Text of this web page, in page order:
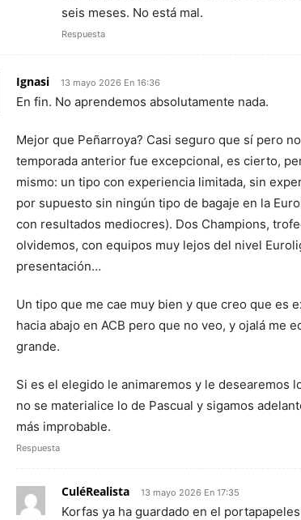
seis meses. No está mal.
Respuesta
Ignasi 13 mayo 2026 En 16:36
En fin. No aprendemos absolutamente nada.
Mejor que Peñarroya? Casi seguro que sí pero
temporada anterior fue excepcional, es cierto,
mismo: un tipo con experiencia limitada, sin
por supuesto sin ningún tipo de bagaje en la
con resultados mediocres). Dos Champions,
olvidemos, con equipos muy lejos del nivel
presentación…
Un tipo que me cae muy bien y que creo que es
hacia abajo en ACB pero que no veo, y ojalá me
grande.
Si es el elegido le animaremos y le desearemos
no se materialice lo de Pascual y sigamos
más improbable.
Respuesta
CuléRealista 13 mayo 2026 En 17:35
Korfas ya ha guardado en el